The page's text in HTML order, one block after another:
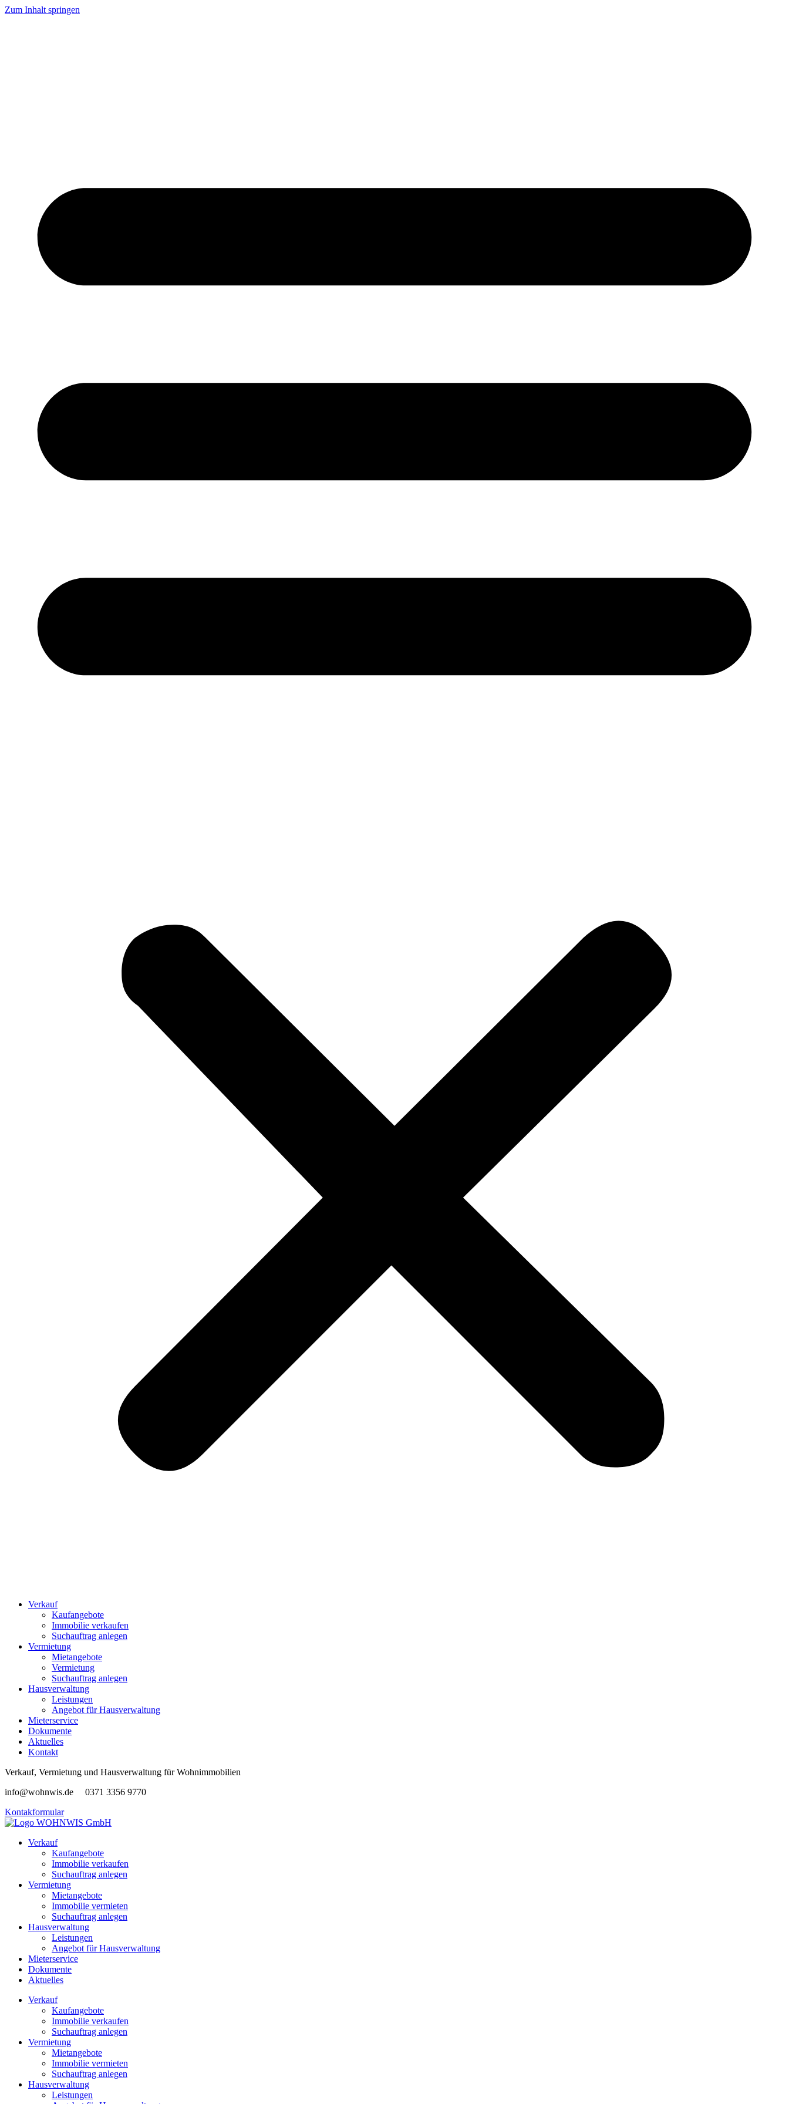
Zum Inhalt springen
Verkauf
Kaufangebote
Immobilie verkaufen
Suchauftrag anlegen
Vermietung
Mietangebote
Vermietung
Suchauftrag anlegen
Hausverwaltung
Leistungen
Angebot für Hausverwaltung
Mieterservice
Dokumente
Aktuelles
Kontakt
Verkauf, Vermietung und Hausverwaltung für Wohnimmobilien
info@wohnwis.de 0371 3356 9770
Kontakformular
Verkauf
Kaufangebote
Immobilie verkaufen
Suchauftrag anlegen
Vermietung
Mietangebote
Immobilie vermieten
Suchauftrag anlegen
Hausverwaltung
Leistungen
Angebot für Hausverwaltung
Mieterservice
Dokumente
Aktuelles
Verkauf
Kaufangebote
Immobilie verkaufen
Suchauftrag anlegen
Vermietung
Mietangebote
Immobilie vermieten
Suchauftrag anlegen
Hausverwaltung
Leistungen